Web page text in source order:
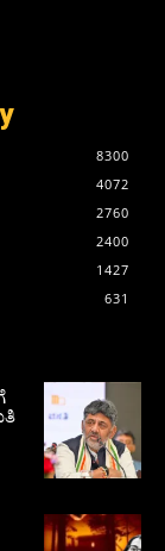
8300
4072
2760
2400
1427
631